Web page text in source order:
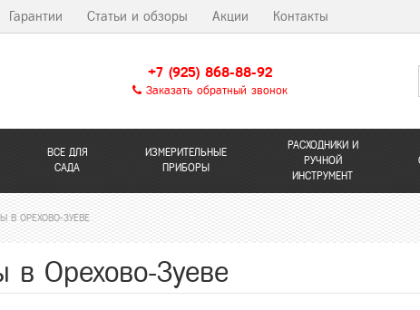
Гарантии Статьи и обзоры Акции Контакты
+7 (925) 868-88-92
Заказать обратный звонок
ВСЕ ДЛЯ
САДА
ИЗМЕРИТЕЛЬНЫЕ
ПРИБОРЫ
РАСХОДНИКИ И
РУЧНОЙ
ИНСТРУМЕНТ
В ОРЕХОВО-ЗУЕВЕ
Орехово-Зуеве